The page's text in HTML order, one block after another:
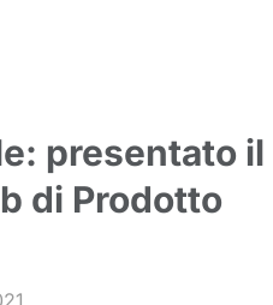
presentato il
di Prodotto